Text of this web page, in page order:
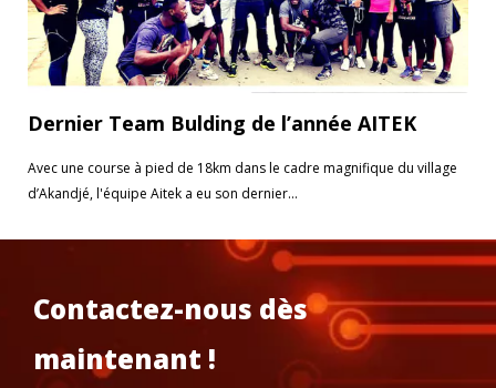
Dernier Team Bulding de l’année AITEK
Avec une course à pied de 18km dans le cadre magnifique du village
d’Akandjé, l'équipe Aitek a eu son dernier...
Contactez-nous dès
maintenant !